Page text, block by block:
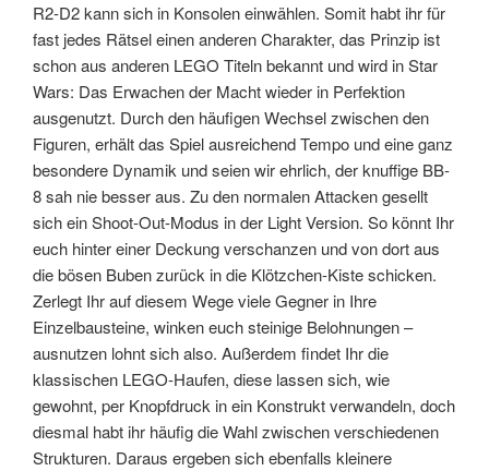
R2-D2 kann sich in Konsolen einwählen. Somit habt ihr für
fast jedes Rätsel einen anderen Charakter, das Prinzip ist
schon aus anderen LEGO Titeln bekannt und wird in Star
Wars: Das Erwachen der Macht wieder in Perfektion
ausgenutzt. Durch den häufigen Wechsel zwischen den
Figuren, erhält das Spiel ausreichend Tempo und eine ganz
besondere Dynamik und seien wir ehrlich, der knuffige BB-
8 sah nie besser aus. Zu den normalen Attacken gesellt
sich ein Shoot-Out-Modus in der Light Version. So könnt Ihr
euch hinter einer Deckung verschanzen und von dort aus
die bösen Buben zurück in die Klötzchen-Kiste schicken.
Zerlegt Ihr auf diesem Wege viele Gegner in Ihre
Einzelbausteine, winken euch steinige Belohnungen –
ausnutzen lohnt sich also. Außerdem findet Ihr die
klassischen LEGO-Haufen, diese lassen sich, wie
gewohnt, per Knopfdruck in ein Konstrukt verwandeln, doch
diesmal habt ihr häufig die Wahl zwischen verschiedenen
Strukturen. Daraus ergeben sich ebenfalls kleinere